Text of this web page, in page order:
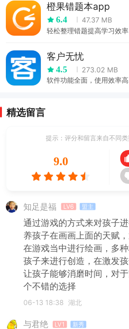
橙果错题本app
6.4
47.37 MB
轻松整理错题提高学习效率
客户无忧
4.5
273.02 MB
软件功能全面，使用效率高
精选留言
提示：评分和留言来自不同类
9.0
知足是福 LV6 盟主
通过游戏的方式来对孩子
养孩子在画画上面的天赋
在游戏当中进行绘画，多
孩子来进行创造，在激发
让孩子能够消磨时间，对
个不错的选择
06-13 18:38 湖北
与君绝 LV1 新秀